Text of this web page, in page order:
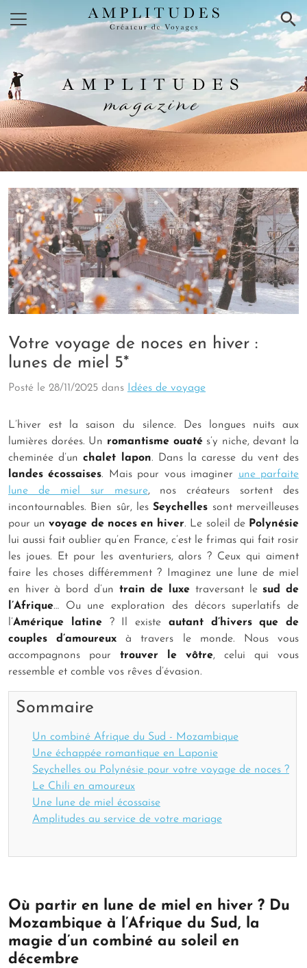
×
AMPLITUDES
magazine
Votre voyage de noces en hiver :
lunes de miel 5*
Posté le 28/11/2025 dans Idées de voyage
L’hiver est la saison du silence. Des longues nuits aux
lumières dorées. Un romantisme ouatés’y niche, devant la
cheminée d’unchalet lapon. Dans la caresse du vent des
landes écossaises. Mais pour vous imaginer une parfaite
lune de miel sur mesure, nos créateurs sortent des
incontournables. Bien sûr, lesSeychelles sont merveilleuses
pour unvoyage de noces en hiver. Le soleil de Polynésie
lui aussi fait oublier qu’en France, c’est le frimas qui fait rosir
les joues. Et pour les aventuriers, alors ? Ceux qui aiment
faire les choses différemment ? Imaginez une lune de miel
en hiver à bord d’un train de luxe traversant lesud de
l’Afrique… Ou une exploration des décors superlatifs de
l’Amérique latine ? Il existe autant d’hivers que de
couples d’amoureuxà travers le monde. Nous vous
accompagnons pour trouver le vôtre, celui qui vous
ressemble et comble vos rêves d’évasion.
Sommaire
Un combiné Afrique du Sud - Mozambique
Une échappée romantique en Laponie
Seychelles ou Polynésie pour votre voyage de noces ?
Le Chili en amoureux
Une lune de miel écossaise
Amplitudes au service de votre mariage
Où partir en lune de miel en hiver ? Du
Mozambique à l’Afrique du Sud, la
magie d’un combiné au soleil en
décembre